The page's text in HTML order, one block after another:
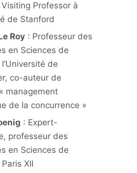
Professor à
de Stanford
Roy : Professeur des
en Sciences de
de
co-auteur de
management
de la concurrence »
: Expert-
professeur des
en Sciences de
XII